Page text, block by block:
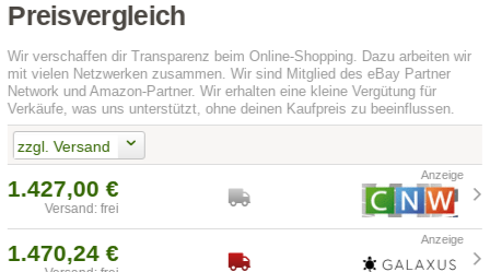
Preisvergleich
Wir verschaffen dir Transparenz beim Online-Shopping. Dazu arbeiten wir
mit vielen Netzwerken zusammen. Wir sind Mitglied des eBay Partner
Network und Amazon-Partner. Wir erhalten eine kleine Vergütung für
Verkäufe, was uns unterstützt, ohne deinen Kaufpreis zu beeinflussen.
zzgl. Versand
1.427,00 €
Versand: frei
1.470,24 €